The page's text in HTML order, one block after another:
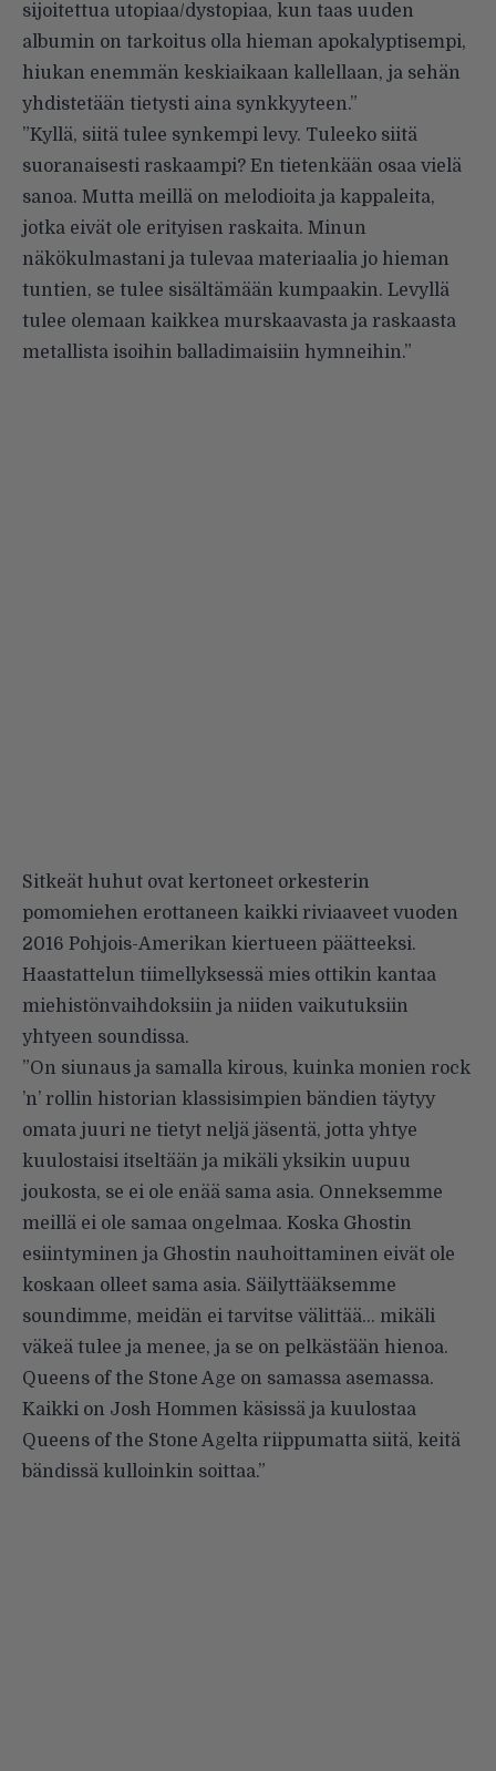
sijoitettua utopiaa/dystopiaa, kun taas uuden
albumin on tarkoitus olla hieman apokalyptisempi,
hiukan enemmän keskiaikaan kallellaan, ja sehän
yhdistetään tietysti aina synkkyyteen.”
”Kyllä, siitä tulee synkempi levy. Tuleeko siitä
suoranaisesti raskaampi? En tietenkään osaa vielä
sanoa. Mutta meillä on melodioita ja kappaleita,
jotka eivät ole erityisen raskaita. Minun
näkökulmastani ja tulevaa materiaalia jo hieman
tuntien, se tulee sisältämään kumpaakin. Levyllä
tulee olemaan kaikkea murskaavasta ja raskaasta
metallista isoihin balladimaisiin hymneihin.”
Sitkeät huhut ovat kertoneet orkesterin
pomomiehen erottaneen kaikki riviaaveet vuoden
2016 Pohjois-Amerikan kiertueen päätteeksi.
Haastattelun tiimellyksessä mies ottikin kantaa
miehistönvaihdoksiin ja niiden vaikutuksiin
yhtyeen soundissa.
”On siunaus ja samalla kirous, kuinka monien rock
’n’ rollin historian klassisimpien bändien täytyy
omata juuri ne tietyt neljä jäsentä, jotta yhtye
kuulostaisi itseltään ja mikäli yksikin uupuu
joukosta, se ei ole enää sama asia. Onneksemme
meillä ei ole samaa ongelmaa. Koska Ghostin
esiintyminen ja Ghostin nauhoittaminen eivät ole
koskaan olleet sama asia. Säilyttääksemme
soundimme, meidän ei tarvitse välittää… mikäli
väkeä tulee ja menee, ja se on pelkästään hienoa.
Queens of the Stone Age on samassa asemassa.
Kaikki on Josh Hommen käsissä ja kuulostaa
Queens of the Stone Agelta riippumatta siitä, keitä
bändissä kulloinkin soittaa.”